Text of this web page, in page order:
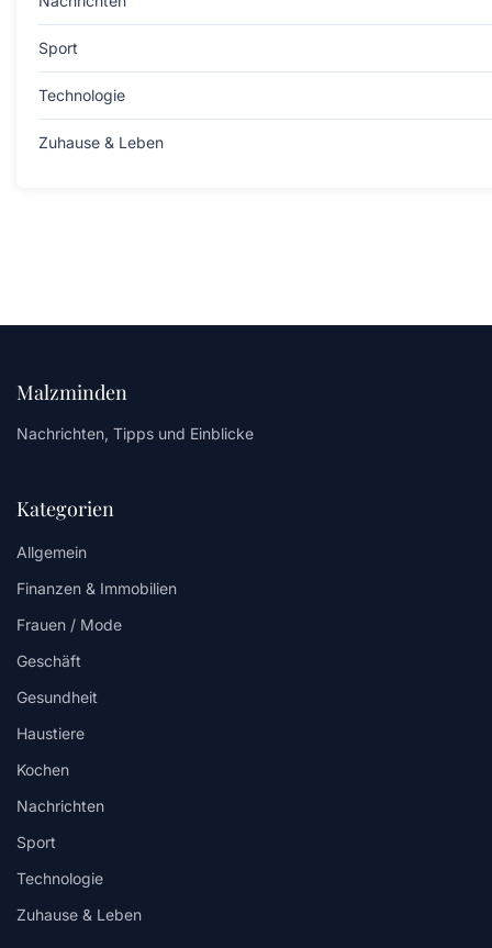
Sport
Technologie
Zuhause & Leben
Malzminden
Nachrichten, Tipps und Einblicke
Kategorien
Allgemein
Finanzen & Immobilien
Frauen / Mode
Geschäft
Gesundheit
Haustiere
Kochen
Nachrichten
Sport
Technologie
Zuhause & Leben